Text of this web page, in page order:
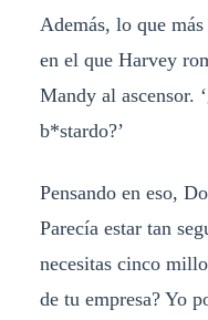
Además, lo que
en el que Harvey
Mandy al ascensor.
b*stardo?’
Pensando en eso,
Parecía estar tan
necesitas cinco
de tu empresa? Yo